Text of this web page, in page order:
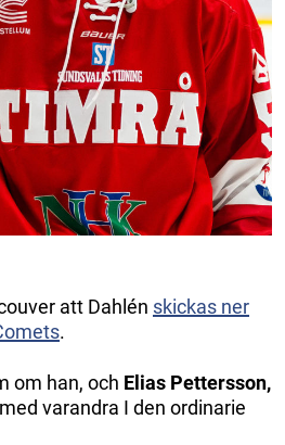
att Dahlén skickas ner
.
om han, och Elias Pettersson,
varandra I den ordinarie